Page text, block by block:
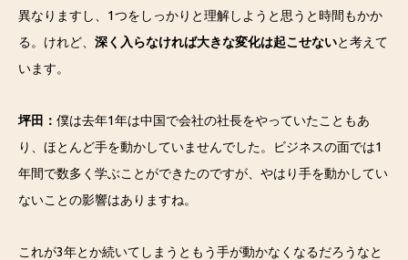
異なりますし、1つをしっかりと理解しようと思うと時間もかか
る。けれど、 深く入らなければ大きな変化は起こせないと考えて
います。
坪田： 僕は去年1年は中国で会社の社長をやっていたこともあ
り、ほとんど手を動かしていませんでした。ビジネスの面では1
年間で数多く学ぶことができたのですが、やはり手を動かしてい
ないことの影響はありますね。
これが3年とか続いてしまうともう手が動かなくなるだろうなと